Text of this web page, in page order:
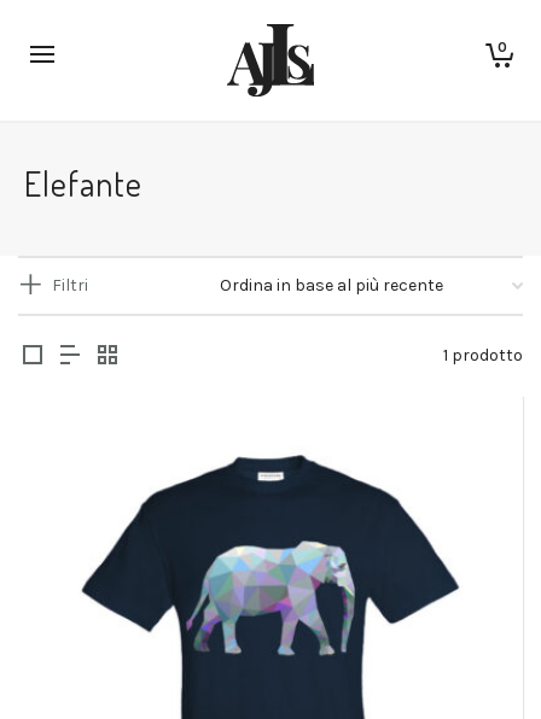
0
Elefante
Filtri
1 prodotto